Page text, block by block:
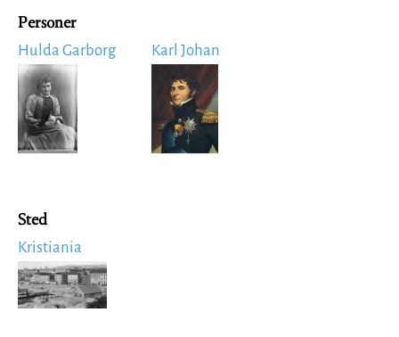
Personer
Hulda Garborg
Image
Karl Johan
Image
Sted
Kristiania
Image